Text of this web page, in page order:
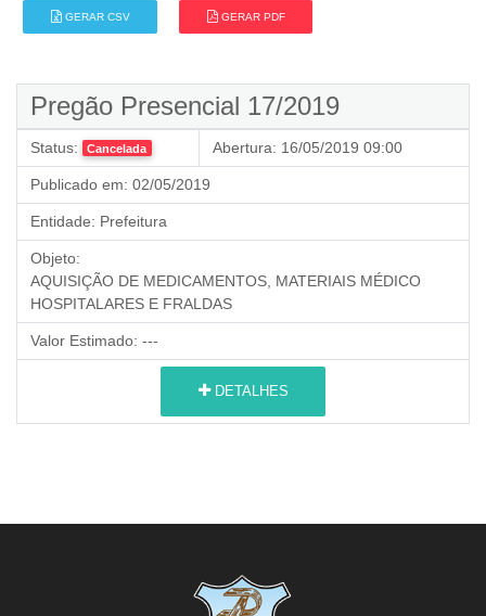
GERAR CSV GERAR PDF
Pregão Presencial 17/2019
Status: Cancelada Abertura: 16/05/2019 09:00
Publicado em: 02/05/2019
Entidade: Prefeitura
Objeto:
AQUISIÇÃO DE MEDICAMENTOS, MATERIAIS MÉDICO
HOSPITALARES E FRALDAS
Valor Estimado: ---
DETALHES